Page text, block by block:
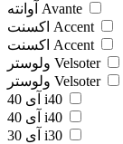
آوانته Avante
اکسنت Accent
اکسنت Accent
ولوستر Velsoter
ولوستر Velsoter
آی 40 i40
آی 40 i40
آی 30 i30